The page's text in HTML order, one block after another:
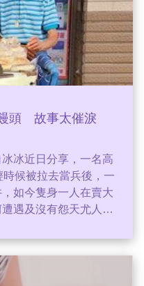
頭 故事太催淚
冰近日分享，一名高
候被拉去當兵後，一
如今隻身一人在賣大
遇及沒有怨天尤人的
王爺爺能夠好好生